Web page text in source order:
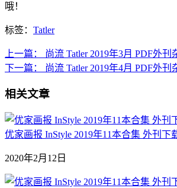
哦！
标签： Tatler
上一篇：
尚流 Tatler 2019年3月 PDF外刊
下一篇：
尚流 Tatler 2019年4月 PDF外刊
相关文章
优家画报 InStyle 2019年11本合集 外刊下
2020年2月12日